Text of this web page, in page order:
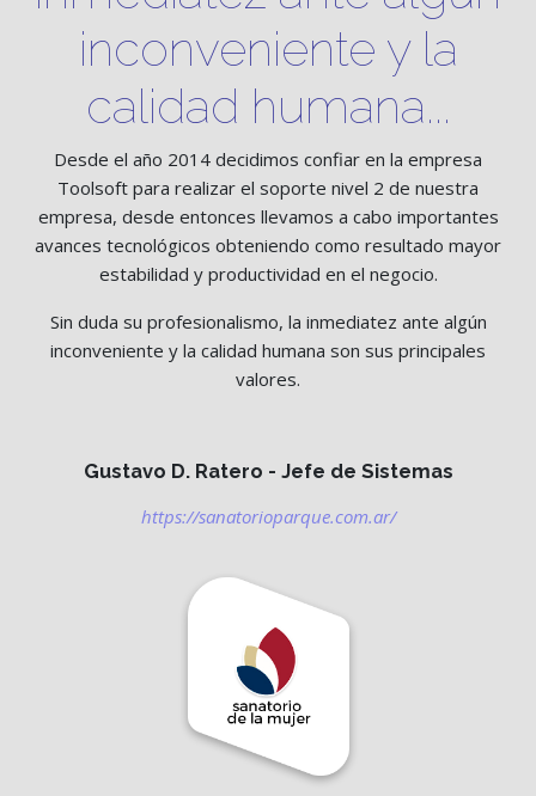
inconveniente y la
calidad humana...
Desde el año 2014 decidimos confiar en la empresa
Toolsoft para realizar el soporte nivel 2 de nuestra
empresa, desde entonces llevamos a cabo importantes
avances tecnológicos obteniendo como resultado mayor
estabilidad y productividad en el negocio.
Sin duda su profesionalismo, la inmediatez ante algún
inconveniente y la calidad humana son sus principales
valores.
Gustavo D. Ratero - Jefe de Sistemas
https://sanatorioparque.com.ar/